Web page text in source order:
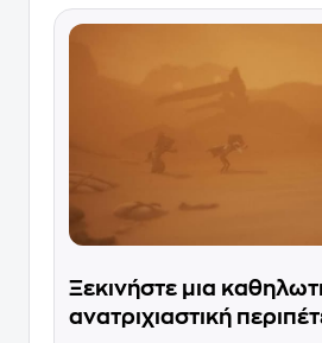
Ξεκινήστε μια
ανατριχιαστική